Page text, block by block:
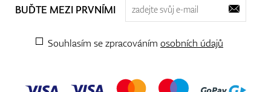
BUĎTE MEZI PRVNÍMI
Souhlasím se zpracováním osobních údajů